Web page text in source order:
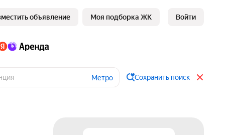
объявление Моя подборка ЖК Войти
Метро Сохранить поиск